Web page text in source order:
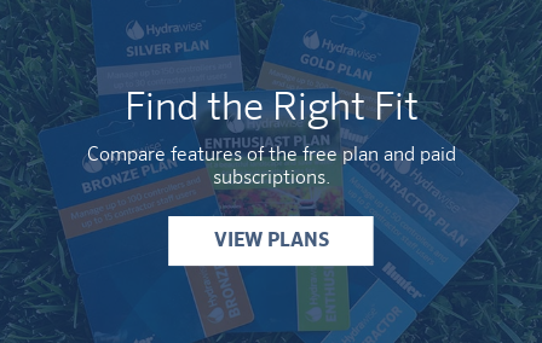
Find the Right Fit
Compare features of the free plan and paid
subscriptions.
VIEW PLANS